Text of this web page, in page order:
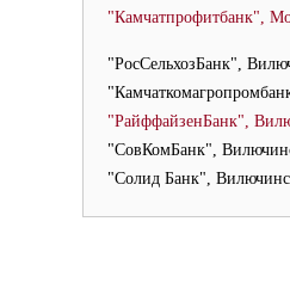
"Камчатпрофитбанк",
"РосСельхозБанк",
"РайффайзенБанк",
"СовКомБанк",
"Солид Банк",